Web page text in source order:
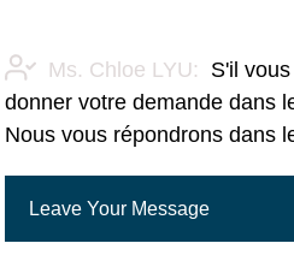
Ms. Chloe LYU:
S'il
donner votre demande dans
Nous vous répondrons dans